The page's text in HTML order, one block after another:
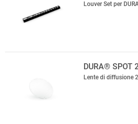
Louver Set per
DURA® SPOT
Lente di diffusione